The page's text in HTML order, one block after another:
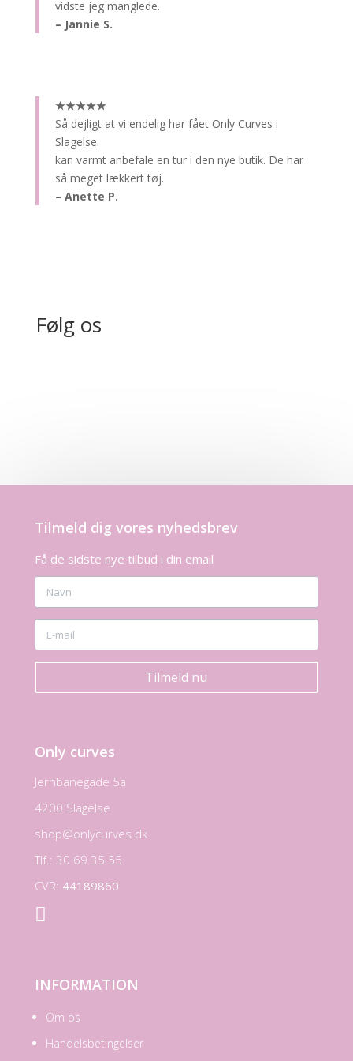
vidste jeg manglede.
– Jannie S.
★★★★★
Så dejligt at vi endelig har fået Only Curves i
Slagelse.
kan varmt anbefale en tur i den nye butik. De har
så meget lækkert tøj.
– Anette P.
Følg os
Tilmeld dig vores nyhedsbrev
Få de sidste nye tilbud i din email
Tilmeld nu
Only curves
Jernbanegade 5a
4200 Slagelse
shop@onlycurves.dk
Tlf.: 30 69 35 55
CVR: 44189860

INFORMATION
Om os
Handelsbetingelser